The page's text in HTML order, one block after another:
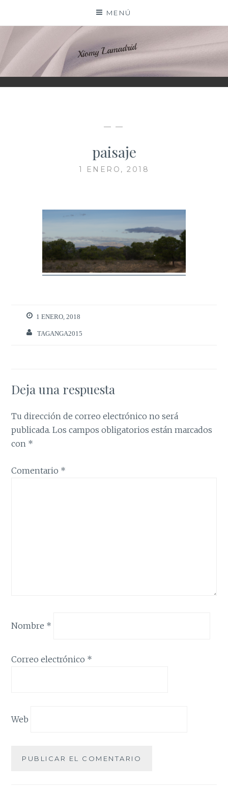
contenido
MENÚ
XIOMY LAMADRID
— —
paisaje
1 ENERO, 2018
1 ENERO, 2018
TAGANGA2015
Deja una respuesta
Tu dirección de correo electrónico no será
publicada. Los campos obligatorios están marcados
con *
Comentario *
Nombre *
Correo electrónico *
Web